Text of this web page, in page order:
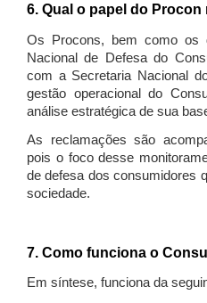
6. Qual o papel do
Os Procons, bem como os
Nacional de Defesa do
com a Secretaria Nacional
gestão operacional do
análise estratégica de sua
As reclamações são
pois o foco desse
de defesa dos consumidores
sociedade.
7. Como funciona o
Em síntese, funciona da